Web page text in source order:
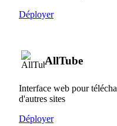
Déployer
AllTube
Interface web pour
d'autres sites
Déployer